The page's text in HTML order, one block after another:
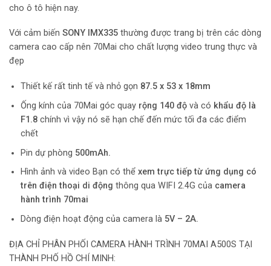
cho ô tô hiện nay.
Với cảm biến SONY IMX335 thường được trang bị trên các dòng
camera cao cấp nên 70Mai cho chất lượng video trung thực và
đẹp
Thiết kế rất tinh tế và nhỏ gọn 87.5 x 53 x 18mm
Ống kính của 70Mai góc quayrộng 140 độvà có khẩu độ là
F1.8chính vì vậy nó sẽ hạn chế đến mức tối đa các điểm
chết
Pin dự phòng 500mAh.
Hình ảnh và video Bạn có thể xem trực tiếp từ ứng dụng có
trên điện thoại di động thông qua WIFI 2.4G của camera
hành trình 70mai
Dòng điện hoạt động của camera là 5V – 2A.
ĐỊA CHỈ PHÂN PHỐI CAMERA HÀNH TRÌNH 70MAI A500S TẠI
THÀNH PHỐ HỒ CHÍ MINH: